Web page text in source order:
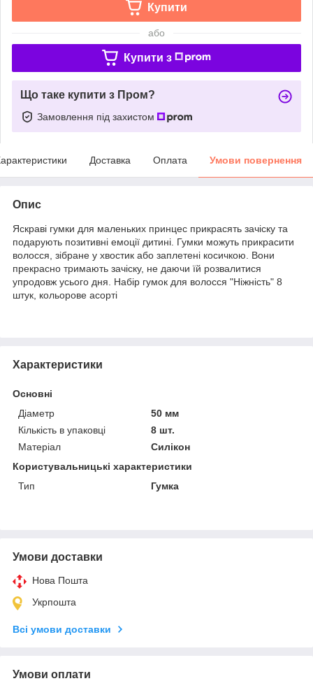
Купити
або
Купити з
Що таке купити з Пром?
Замовлення під захистом
Доставка Оплата Умови повернення
Опис
Яскраві гумки для маленьких принцес прикрасять зачіску та
подарують позитивні емоції дитині. Гумки можуть прикрасити
волосся, зібране у хвостик або заплетені косичкою. Вони
прекрасно тримають зачіску, не даючи їй розвалитися
упродовж усього дня. Набір гумок для волосся "Ніжність" 8
штук, кольорове асорті
Характеристики
Основні
Діаметр
50 мм
Кількість в упаковці
8 шт.
Матеріал
Силікон
Користувальницькі характеристики
Тип
Гумка
Умови доставки
Нова Пошта
Укрпошта
Всі умови доставки
Умови оплати